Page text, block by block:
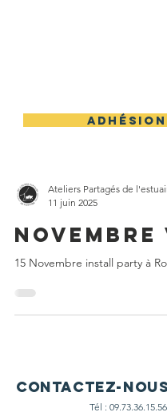
adhésion
Ateliers Partagés de
11 juin 2025
15 Novembre install party à
Contactez-
Tél : 09.73.36.15.56